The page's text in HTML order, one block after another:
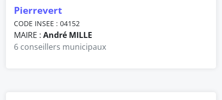
Pierrevert
CODE INSEE : 04152
MAIRE : André MILLE
6 conseillers municipaux